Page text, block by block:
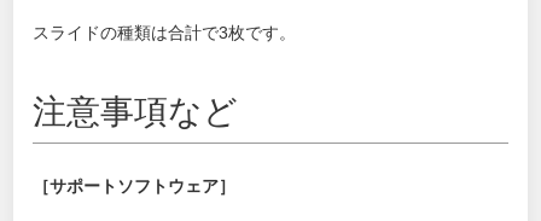
スライドの種類は合計で3枚です。
注意事項など
［サポートソフトウェア］